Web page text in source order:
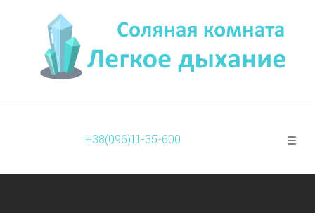
+38(096)11-35-600